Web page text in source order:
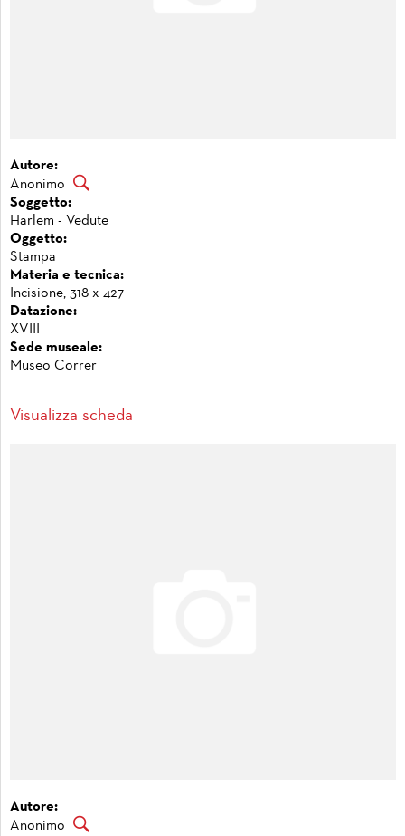
Autore:
Anonimo
Soggetto:
Harlem - Vedute
Oggetto:
Stampa
Materia e tecnica:
Incisione, 318 x 427
Datazione:
XVIII
Sede museale:
Museo Correr
Visualizza scheda
Autore:
Anonimo